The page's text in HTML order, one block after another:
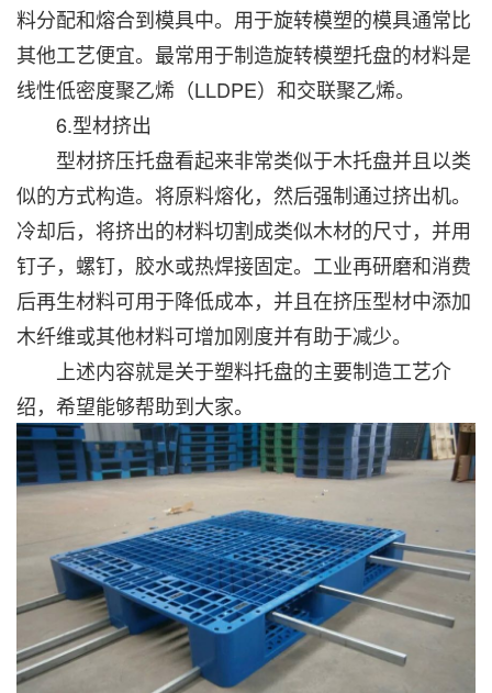
料分配和熔合到模具中。用于旋转模塑的模具通常比
其他工艺便宜。最常用于制造旋转模塑托盘的材料是
线性低密度聚乙烯（LLDPE）和交联聚乙烯。
6.型材挤出
型材挤压托盘看起来非常类似于木托盘并且以类
似的方式构造。将原料熔化，然后强制通过挤出机。
冷却后，将挤出的材料切割成类似木材的尺寸，并用
钉子，螺钉，胶水或热焊接固定。工业再研磨和消费
后再生材料可用于降低成本，并且在挤压型材中添加
木纤维或其他材料可增加刚度并有助于减少。
上述内容就是关于塑料托盘的主要制造工艺介
绍，希望能够帮助到大家。